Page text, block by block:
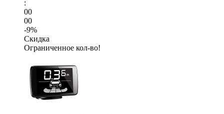
:
00
00
-9%
Скидка
Ограниченное кол-во!